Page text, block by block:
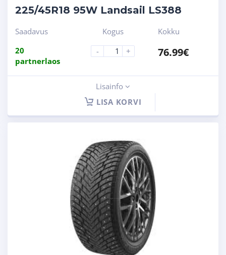
225/45R18 95W Landsail LS388
Saadavus
20
partnerlaos
Kogus
-
+
Kokku
76.99€
Lisainfo
LISA KORVI